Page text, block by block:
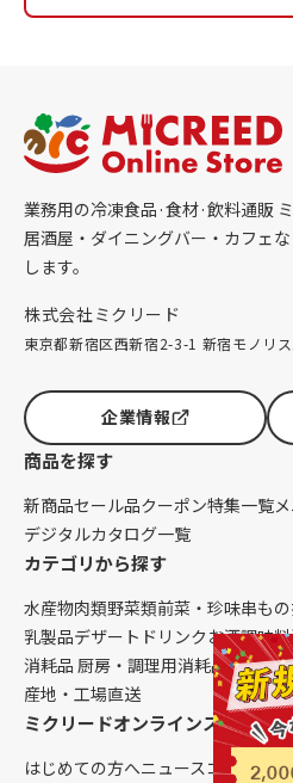
業務用の冷凍食品·食材·飲料通販
居酒屋・ダイニングバー・カフェ
します。
株式会社ミクリード
東京都新宿区西新宿2-3-1 新宿モノリ
企業情報
商品を探す
新商品セール品クーポン特集一覧
デジタルカタログ一覧
カテゴリから探す
水産物肉類野菜類前菜・珍味串もの
乳製品デザート ドリンク お酒調味料
消耗品 厨房・調理用消耗品 クレン
産地・工場直送
ミクリードオンラインストアに
はじめての方へニュースコラムご